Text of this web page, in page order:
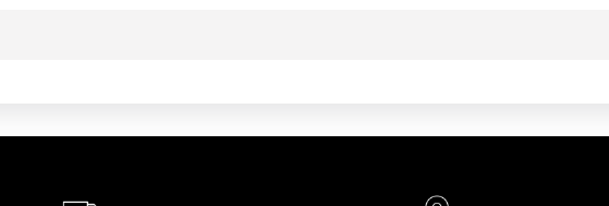
de Transgourmet Opérations